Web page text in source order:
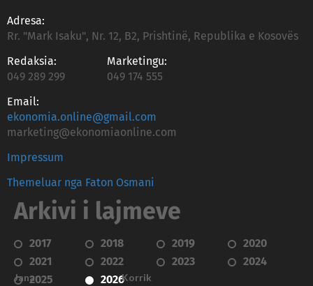
Adresa:
Rr. "Mark Isaku", Nr. 12, B2, Prishtinë, Republika e Kosovës
Redaksia:
049 289 299
Marketingu:
049 174 555
Email:
ekonomia.online@gmail.com
marketing@ekonomiaonline.com
Impressum
Themeluar nga Faton Osmani
Arkivi i lajmeve
2017 2018 2019
2020
2021
2022 2023
2024
2025
2026
Janar
Korrik